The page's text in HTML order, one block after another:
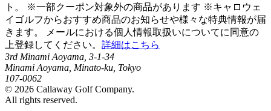
ト。 ※一部クーポン対象外の商品があります ※キャロウェ
イゴルフからおすすめ商品のお知らせや様々な特典情報が届
きます。 メールにおける個人情報取扱いについてに同意の
上登録してください。 詳細はこちら
3rd Minami Aoyama, 3-1-34
Minami Aoyama, Minato-ku, Tokyo
107-0062
© 2026 Callaway Golf Company.
All rights reserved.